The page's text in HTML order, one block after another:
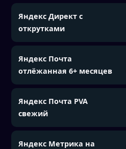
Яндекс Директ с
открутками
Яндекс Почта
отлёжанная 6+ месяцев
Яндекс Почта PVA
свежий
Яндекс Метрика на